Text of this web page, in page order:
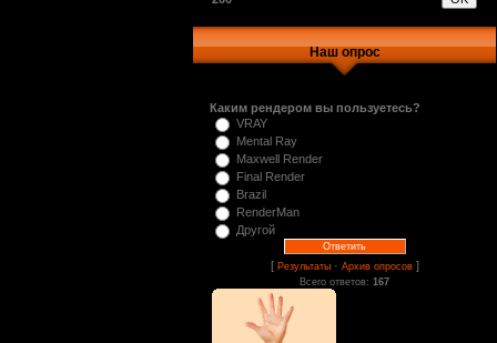
Наш опрос
Каким рендером вы пользуетесь?
VRAY
Mental Ray
Maxwell Render
Final Render
Brazil
RenderMan
Другой
[ Результаты· Архив опросов]
Всего ответов: 167